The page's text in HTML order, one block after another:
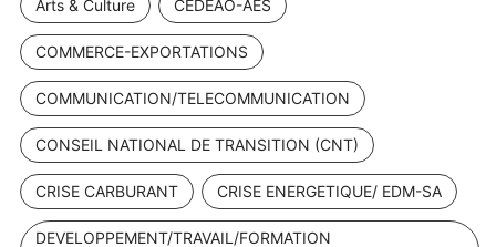
Arts & Culture CEDEAO-AES
COMMERCE-EXPORTATIONS
COMMUNICATION/TELECOMMUNICATION
CONSEIL NATIONAL DE TRANSITION (CNT)
CRISE CARBURANT CRISE ENERGETIQUE/ EDM-SA
DEVELOPPEMENT/TRAVAIL/FORMATION